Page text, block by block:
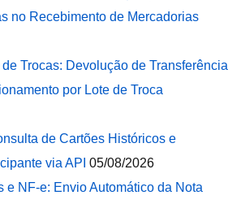
no Recebimento de Mercadorias
Trocas: Devolução de Transferência
por Lote de Troca
de Cartões Históricos e
via API 05/08/2026
e NF-e: Envio Automático da Nota